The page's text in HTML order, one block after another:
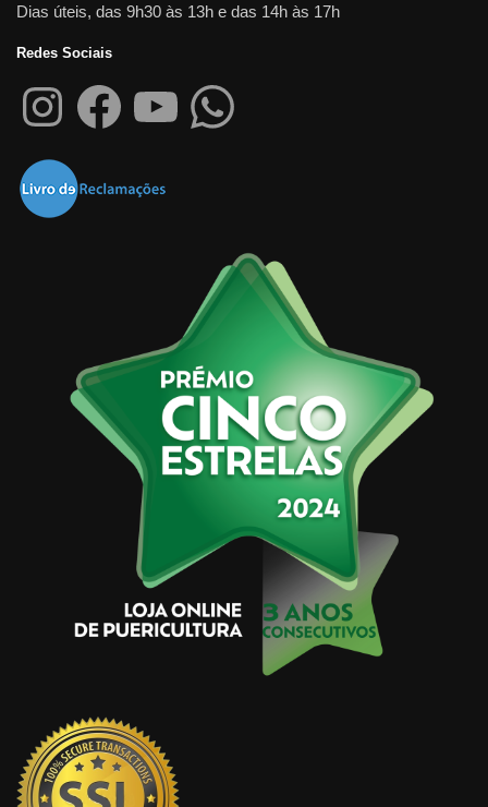
Dias úteis, das 9h30 às 13h e das 14h às 17h
Redes Sociais